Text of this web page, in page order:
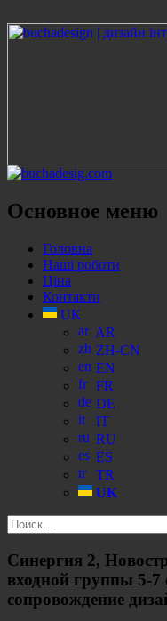
Основное меню
Перейти
содержанию
Головна
Наші роботи
Ціна
Контакти
UK
AR
ZH-CN
EN
FR
DE
IT
RU
ES
TR
UK
Найти:
Синергия 2,
входной группы 5-7
сопровождение